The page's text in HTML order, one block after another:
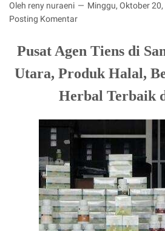
Oleh reny nuraeni
Minggu, Oktober 20,
Posting Komentar
Pusat Agen Tiens di
Utara, Produk Halal,
Herbal Terbaik